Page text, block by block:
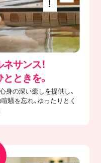
サンス！
ときを。
身の深い癒しを提供し、
騒を忘れ、ゆったりとく